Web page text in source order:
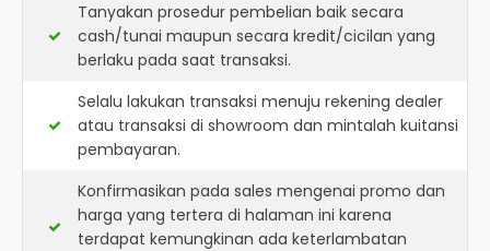
Tanyakan prosedur pembelian baik secara
cash/tunai maupun secara kredit/cicilan yang
berlaku pada saat transaksi.
Selalu lakukan transaksi menuju rekening dealer
atau transaksi di showroom dan mintalah kuitansi
pembayaran.
Konfirmasikan pada sales mengenai promo dan
harga yang tertera di halaman ini karena
terdapat kemungkinan ada keterlambatan